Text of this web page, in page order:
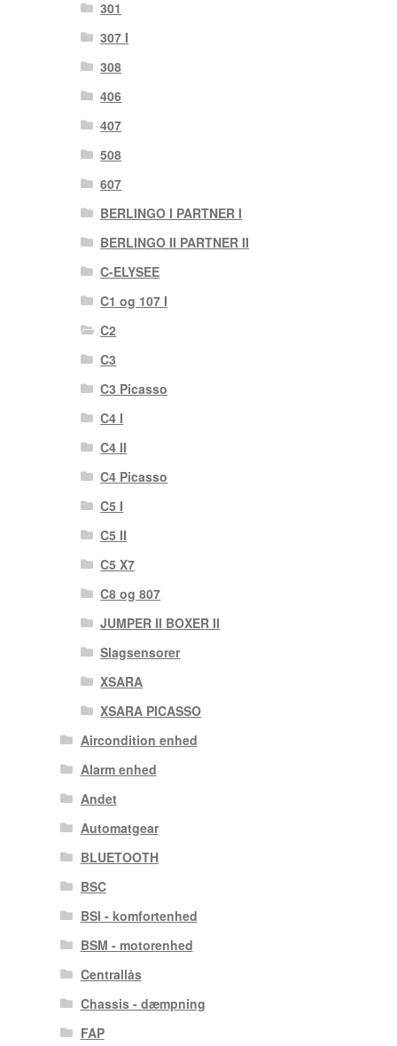
301
307 I
308
406
407
508
607
BERLINGO I PARTNER I
BERLINGO II PARTNER II
C-ELYSEE
C1 og 107 I
C2
C3
C3 Picasso
C4 I
C4 II
C4 Picasso
C5 I
C5 II
C5 X7
C8 og 807
JUMPER II BOXER II
Slagsensorer
XSARA
XSARA PICASSO
Aircondition enhed
Alarm enhed
Andet
Automatgear
BLUETOOTH
BSC
BSI - komfortenhed
BSM - motorenhed
Centrallås
Chassis - dæmpning
FAP